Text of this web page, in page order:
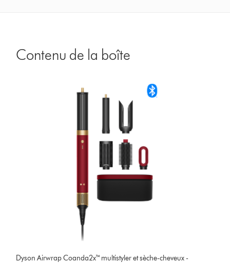
Contenu de la boîte
Dyson Airwrap Coanda2x™ multistyler et sèche-cheveux -